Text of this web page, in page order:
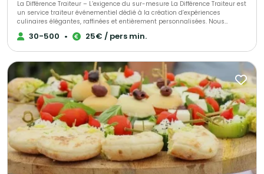
La Différence Traiteur – L’exigence du sur-mesure La Différence Traiteur est
un service traiteur événementiel dédié à la création d’expériences
culinaires élégantes, raffinées et entièrement personnalisées. Nous
accompagnons nos clients dans l’organisation complète de leurs
événements privés et professionnels : mariages, réceptions, cocktails,
budget et de l’identité de votre événement. Notre cuisine se distingue par :
- Des produits de qualité, soigneusement sélectionnés - Des saveurs
justes et modernes, inspirées de la saison - Des présentations soignées, à
la hauteur des lieux les plus prestigieux Au-delà de la cuisine, La
Différence Traiteur propose une prise en charge globale : conseils,
coordination, service, art de la table et mise en scène culinaire. Notre
équipe expérimentée veille à chaque détail afin de vous offrir un
événement fluide, élégant et sans stress. La Différence, c’est l’alliance du
goût, de l’esthétique et du sens du service, pour transformer chaque
réception en un moment unique et mémorable.
30-500 • 25€ / pers min.